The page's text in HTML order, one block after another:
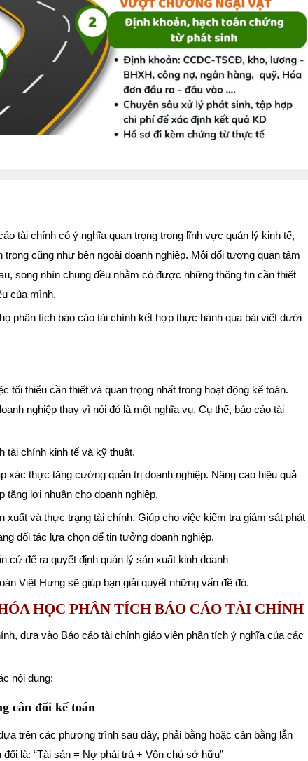
tài chính có ý nghĩa quan trọng trong lĩnh vực quản lý kinh tế,
cũng như bên ngoài doanh nghiệp. Mỗi đối tượng quan tâm
song nhìn chung đều nhằm có được những thông tin cần thiết
của mình.
họ phân tích báo cáo tài chính kết hợp thực hành qua bài viết dưới
tối thiểu cần thiết và quan trọng nhất trong hoạt động kế toán.
nghiệp thay vì nói đó là một nghĩa vụ. Cụ thể, báo cáo tài
tài chính kinh tế và kỹ thuật.
xác thực tăng cường quản trị doanh nghiệp. Nâng cao hiệu quả
tăng lợi nhuận cho doanh nghiệp.
xuất và thực trạng tài chính. Giúp cho việc kiểm tra giám sát phát
đối tác lựa chọn để tin tưởng doanh nghiệp.
cứ để ra quyết định quản lý sản xuất kinh doanh
Việt Hưng sẽ giúp bạn giải quyết những vấn đề đó.
HỌC PHÂN TÍCH BÁO CÁO TÀI CHÍNH
dựa vào Báo cáo tài chính giáo viên phân tích ý nghĩa của các
nội dung:
cân đối kế toán
trên các phương trình sau đây, phải bằng hoặc cân bằng lẫn
là: “Tài sản = Nợ phải trả + Vốn chủ sở hữu”